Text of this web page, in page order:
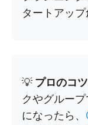
タートアッ
💡 プロのコツ
クやグルー
になったら、